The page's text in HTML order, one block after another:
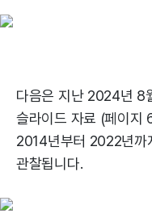
다음은 지난 2024년 8
슬라이드 자료 (페이지
2014년부터 2022년까
관찰됩니다.